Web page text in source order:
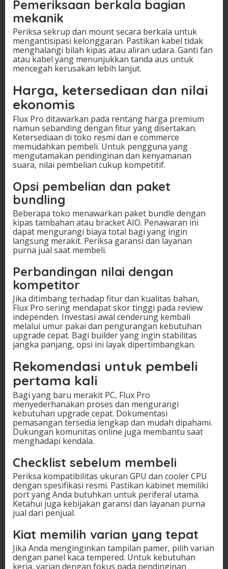
Pemeriksaan berkala bagian
mekanik
Periksa sekrup dan mount secara berkala untuk
mengantisipasi kelonggaran. Pastikan kabel tidak
menghalangi bilah kipas atau aliran udara. Ganti fan
atau kabel yang menunjukkan tanda aus untuk
mencegah kerusakan lebih lanjut.
Harga, ketersediaan dan nilai
ekonomis
Flux Pro ditawarkan pada rentang harga premium
namun sebanding dengan fitur yang disertakan.
Ketersediaan di toko resmi dan e commerce
memudahkan pembeli. Untuk pengguna yang
mengutamakan pendinginan dan kenyamanan
suara, nilai pembelian cukup kompetitif.
Opsi pembelian dan paket
bundling
Beberapa toko menawarkan paket bundle dengan
kipas tambahan atau bracket AIO. Penawaran ini
dapat mengurangi biaya total bagi yang ingin
langsung merakit. Periksa garansi dan layanan
purna jual saat membeli.
Perbandingan nilai dengan
kompetitor
Jika ditimbang terhadap fitur dan kualitas bahan,
Flux Pro sering mendapat skor tinggi pada review
independen. Investasi awal cenderung kembali
melalui umur pakai dan pengurangan kebutuhan
upgrade cepat. Bagi builder yang ingin stabilitas
jangka panjang, opsi ini layak dipertimbangkan.
Rekomendasi untuk pembeli
pertama kali
Bagi yang baru merakit PC, Flux Pro
menyederhanakan proses dan mengurangi
kebutuhan upgrade cepat. Dokumentasi
pemasangan tersedia lengkap dan mudah dipahami.
Dukungan komunitas online juga membantu saat
menghadapi kendala.
Checklist sebelum membeli
Periksa kompatibilitas ukuran GPU dan cooler CPU
dengan spesifikasi resmi. Pastikan kabinet memiliki
port yang Anda butuhkan untuk periferal utama.
Ketahui juga kebijakan garansi dan layanan purna
jual dari penjual.
Kiat memilih varian yang tepat
Jika Anda menginginkan tampilan pamer, pilih varian
dengan panel kaca tempered. Untuk kebutuhan
kerja, varian dengan fokus pada pendinginan